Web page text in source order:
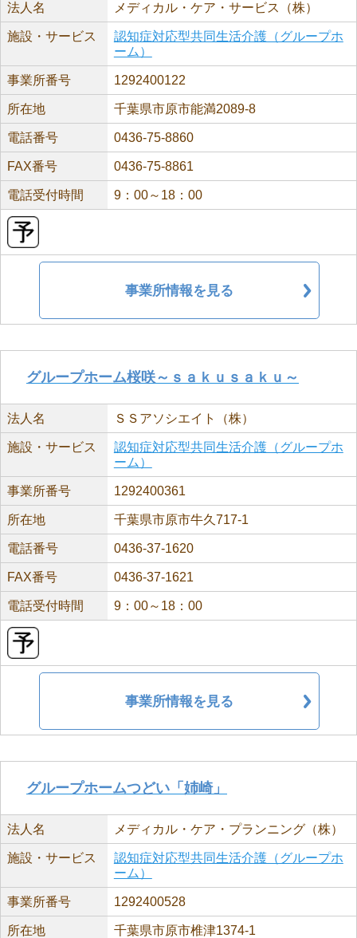
法人名 メディカル・ケア・サービス（株）
施設・サービス
認知症対応型共同生活介護（グループホ
ーム）
事業所番号 1292400122
所在地 千葉県市原市能満2089-8
電話番号 0436-75-8860
FAX番号 0436-75-8861
電話受付時間 9：00～18：00
事業所情報を見る
グループホーム桜咲～ｓａｋｕｓａｋｕ～
法人名 ＳＳアソシエイト（株）
施設・サービス
認知症対応型共同生活介護（グループホ
ーム）
事業所番号 1292400361
所在地 千葉県市原市牛久717-1
電話番号 0436-37-1620
FAX番号 0436-37-1621
電話受付時間 9：00～18：00
事業所情報を見る
グループホームつどい「姉崎」
法人名 メディカル・ケア・プランニング（株）
施設・サービス
認知症対応型共同生活介護（グループホ
ーム）
事業所番号 1292400528
所在地 千葉県市原市椎津1374-1